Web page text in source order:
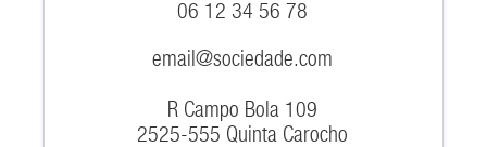
06 12 34 56 78
email@sociedade.com
R Campo Bola 109
2525-555 Quinta Carocho